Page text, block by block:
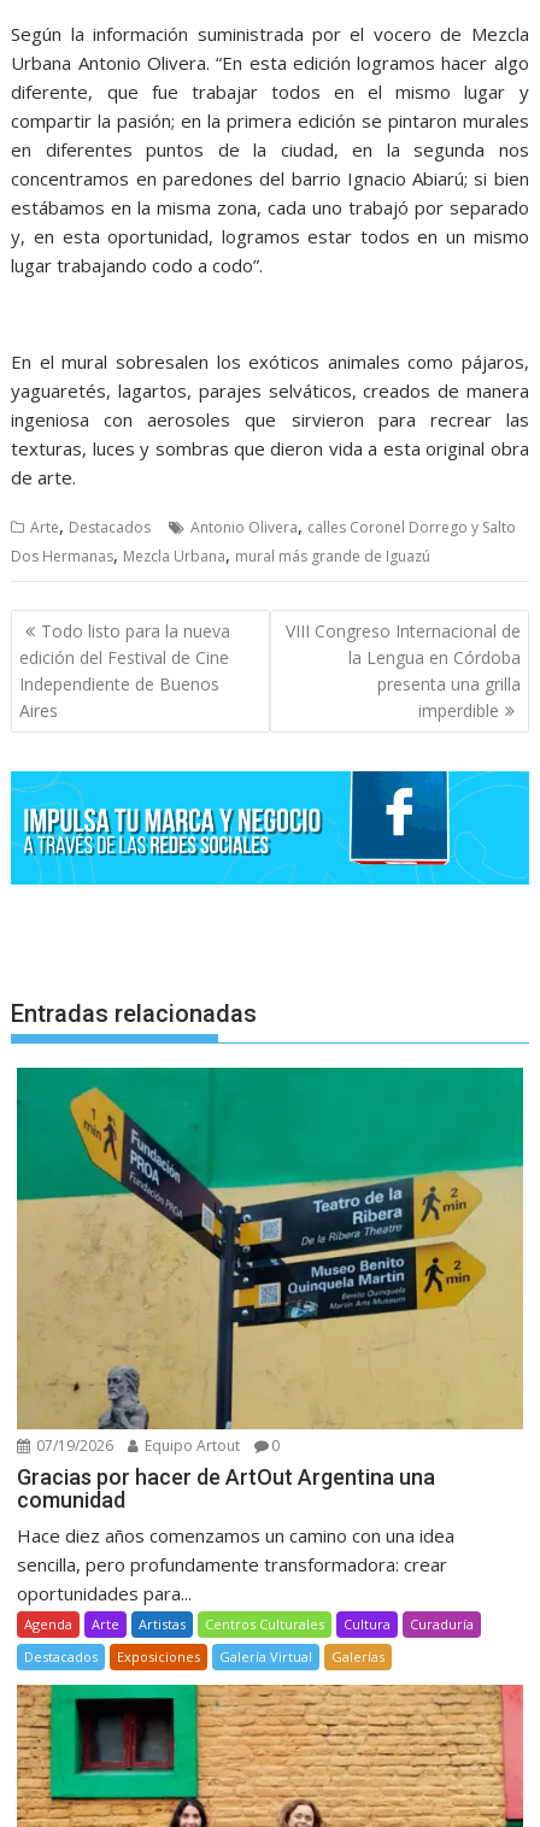
Según la información suministrada por el vocero de Mezcla
Urbana Antonio Olivera. “En esta edición logramos hacer algo
diferente, que fue trabajar todos en el mismo lugar y
compartir la pasión; en la primera edición se pintaron murales
en diferentes puntos de la ciudad, en la segunda nos
concentramos en paredones del barrio Ignacio Abiarú; si bien
estábamos en la misma zona, cada uno trabajó por separado
y, en esta oportunidad, logramos estar todos en un mismo
lugar trabajando codo a codo”.
En el mural sobresalen los exóticos animales como pájaros,
yaguaretés, lagartos, parajes selváticos, creados de manera
ingeniosa con aerosoles que sirvieron para recrear las
texturas, luces y sombras que dieron vida a esta original obra
de arte.
Arte, Destacados Antonio Olivera, calles Coronel Dorrego y Salto
Dos Hermanas, Mezcla Urbana, mural más grande de Iguazú
Navegación
de
entradas
Todo listo para la nueva
edición del Festival de Cine
Independiente de Buenos
Aires
VIII Congreso Internacional de
la Lengua en Córdoba
presenta una grilla
imperdible
Entradas relacionadas
07/19/2026 Equipo Artout 0
Gracias por hacer de ArtOut Argentina una
comunidad
Hace diez años comenzamos un camino con una idea
sencilla, pero profundamente transformadora: crear
oportunidades para...
Agenda Arte Artistas Centros Culturales Cultura
Curaduría
Destacados
Exposiciones Galería Virtual Galerías